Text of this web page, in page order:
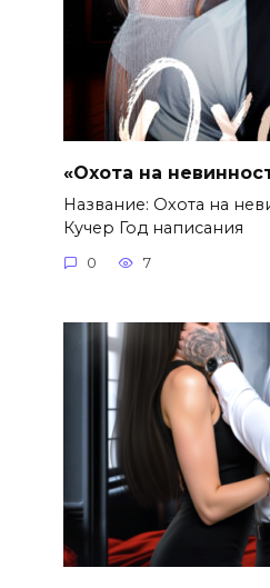
«Охота на
Название: Охота на
Кучер Год написания
0 7